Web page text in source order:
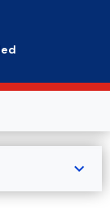
expand_more